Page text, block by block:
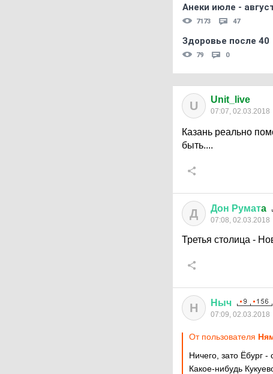
Анеки июле -
7173 47
Здоровье после 40
79 0
U Unit_live
07:07, 02.03.2018
Казань реально
быть....
Д Дон Руматa
07:08, 02.03.2018
Третья столица -
Н Ныч
07:09, 02.03.2018
От пользователя
Ничего, зато Ёбург -
Какое-нибудь